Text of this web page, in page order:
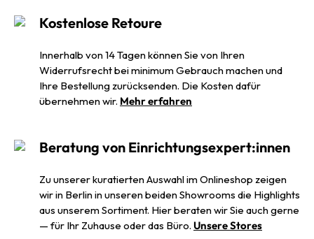
Kostenlose Retoure
Innerhalb von 14 Tagen können Sie von Ihren
Widerrufsrecht bei minimum Gebrauch machen und
Ihre Bestellung zurücksenden. Die Kosten dafür
übernehmen wir. Mehr erfahren
Beratung von Einrichtungsexpert:innen
Zu unserer kuratierten Auswahl im Onlineshop zeigen
wir in Berlin in unseren beiden Showrooms die Highlights
aus unserem Sortiment. Hier beraten wir Sie auch gerne
— für Ihr Zuhause oder das Büro. Unsere Stores